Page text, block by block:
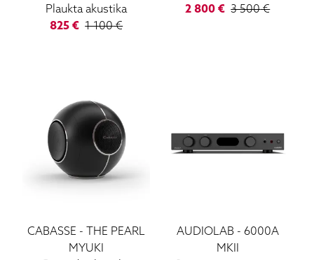
Plaukta akustika
825 € 1 100€
2 800 € 3 500€
CABASSE -THE PEARL
MYUKI
AUDIOLAB- 6000A
MKII